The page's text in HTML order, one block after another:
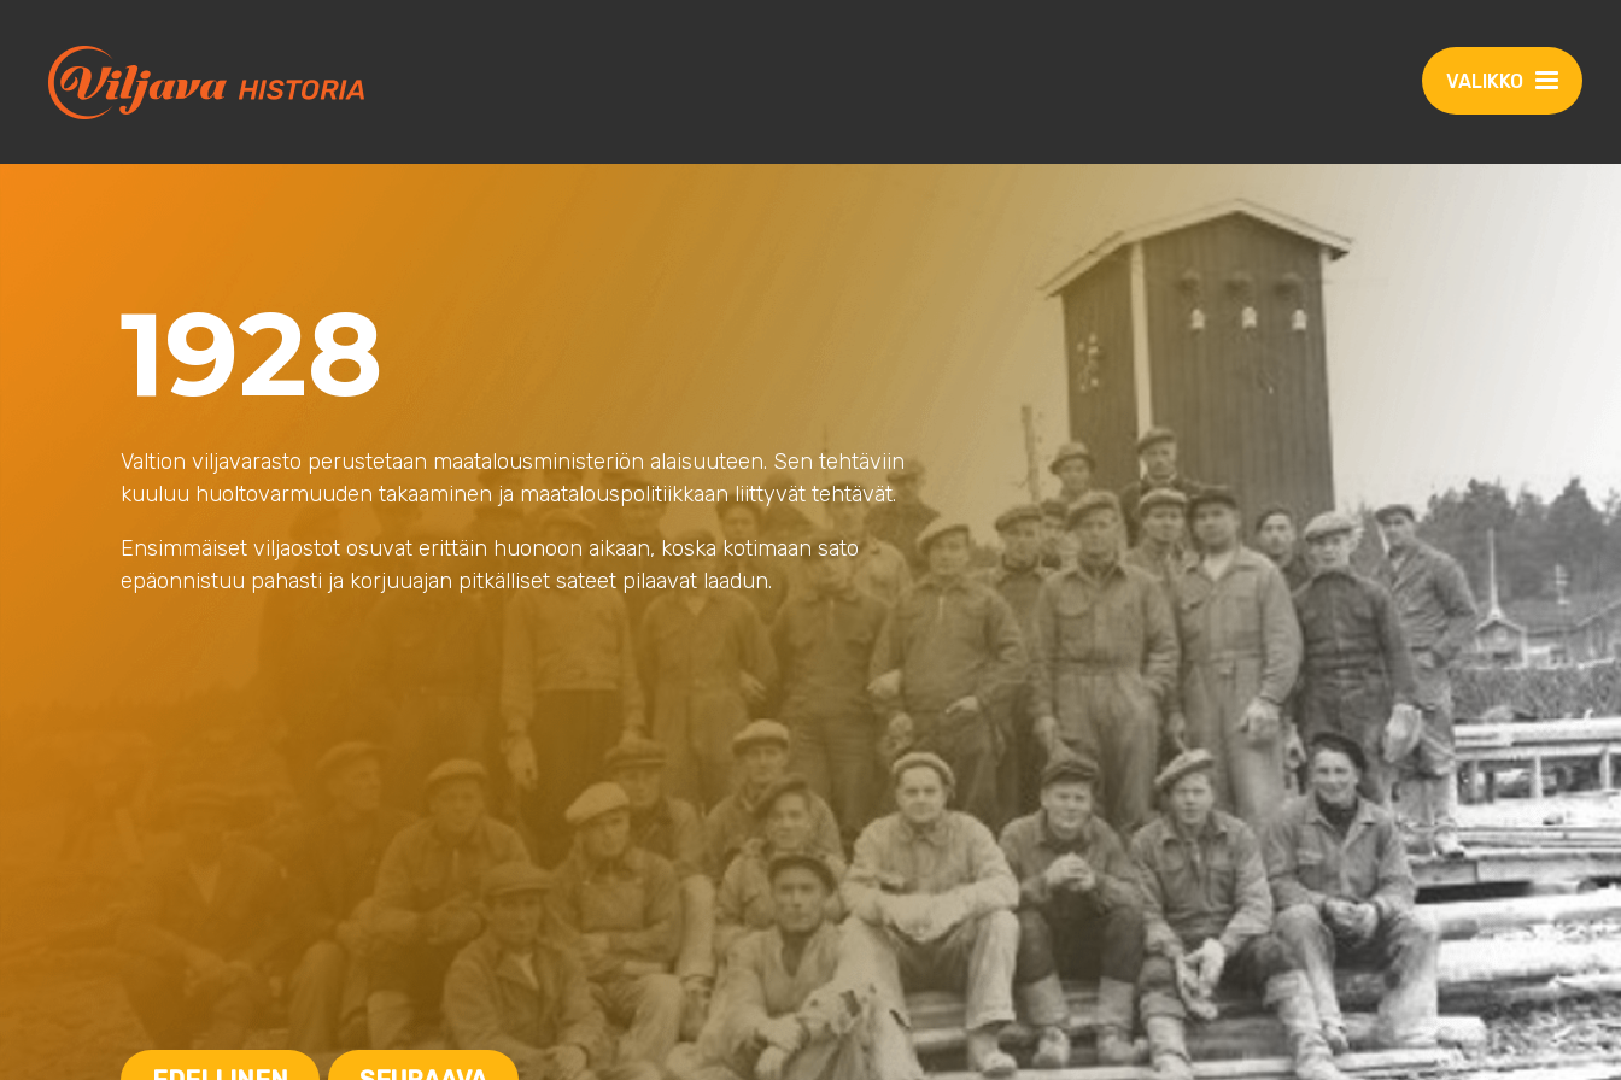
VALIKKO
1928
Valtion viljavarasto perustetaan maatalousministeriön alaisuuteen. Sen tehtäviin
kuuluu huoltovarmuuden takaaminen ja maatalouspolitiikkaan liittyvät tehtävät.
Ensimmäiset viljaostot osuvat erittäin huonoon aikaan, koska kotimaan sato
epäonnistuu pahasti ja korjuuajan pitkälliset sateet pilaavat laadun.